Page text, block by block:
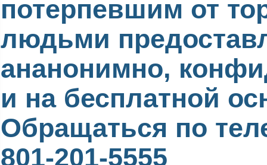
потерпевшим от
людьми
ананонимно,
и на бесплатной
Обращаться по
801-201-5555